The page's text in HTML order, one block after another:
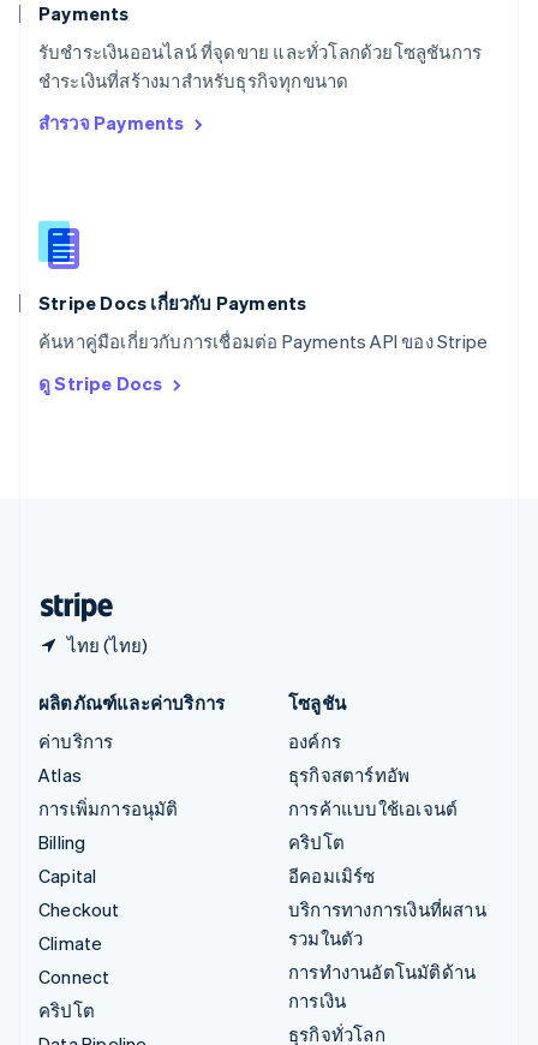
Payments
รับชำระเงินออนไลน์ ที่จุดขาย และทั่วโลกด้วยโซลูชันการ
ชำระเงินที่สร้างมาสำหรับธุรกิจทุกขนาด
สำรวจ Payments
Stripe Docs เกี่ยวกับ Payments
ค้นหาคู่มือเกี่ยวกับการเชื่อมต่อ Payments API ของ Stripe
ดู Stripe Docs
ไทย (ไทย)
สหรัฐอเมริกา
English Español简体中文
สหรัฐอาหรับเอมิเรตส์
สหราชอาณาจักร
สิงคโปร์
English
ออสเตรเลีย
English
DeutschEnglish
ItalianoEnglish
ผลิตภัณฑ์และค่าบริการ
ค่าบริการ
Atlas
การเพิ่มการอนุมัติ
Billing
Capital
Checkout
Climate
Connect
คริปโต
โซลูชัน
องค์กร
ธุรกิจสตาร์ทอัพ
การค้าแบบใช้เอเจนต์
คริปโต
อีคอมเมิร์ซ
บริการทางการเงินที่ผสาน
รวมในตัว
การทำงานอัตโนมัติด้าน
การเงิน
ธุรกิจทั่วโลก